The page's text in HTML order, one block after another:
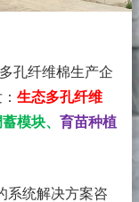
孔纤维棉生产企
生态多孔纤维
模块、 育苗种植
系统解决方案咨